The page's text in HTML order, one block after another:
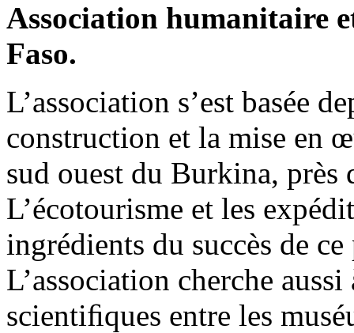
Association humanitaire
Faso.
L’association s’est basée
construction et la mise en
sud ouest du Burkina,
L’écotourisme et les
ingrédients du succès de
L’association cherche
scientiﬁques entre les